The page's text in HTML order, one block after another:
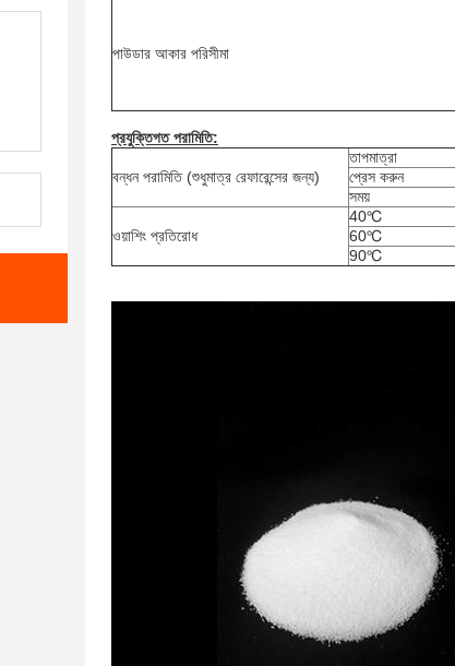
পাউডার আকার পরিসীমা
প্রযুক্তিগত পরামিতি:
বন্ধন পরামিতি (শুধুমাত্র রেফারেন্সের জন্য)
তাপমাত্রা
প্রেস করুন
সময়
ওয়াশিং প্রতিরোধ
40℃
60℃
90℃